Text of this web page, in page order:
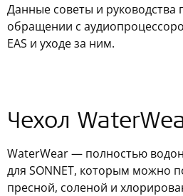
Данные советы и руководства
обращении с
EAS и уходе за ним.
Чехол
WaterWear — полностью
для SONNET, которым можно
пресной, соленой и